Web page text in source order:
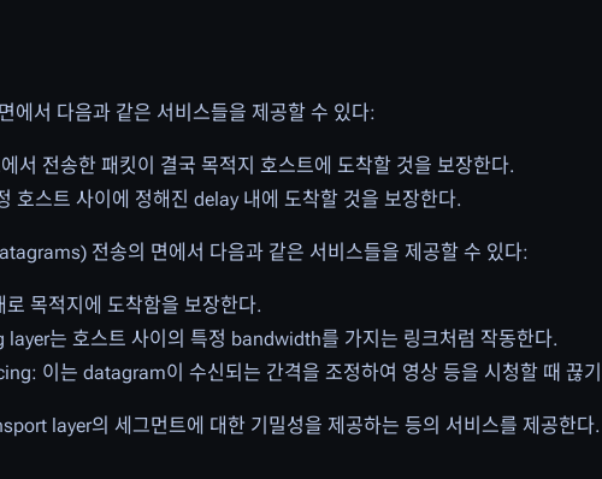
에서 다음과 같은 서비스들을 제공할 수 있다:
서 전송한 패킷이 결국 목적지 호스트에 도착할 것을 보장한다.
스트 사이에 정해진 delay 내에 도착할 것을 보장한다.
전송의 면에서 다음과 같은 서비스들을 제공할 수 있다:
목적지에 도착함을 보장한다.
는 호스트 사이의 특정 bandwidth를 가지는 링크처럼 작동한다.
이는 datagram이 수신되는 간격을 조정하여 영상 등을 시청할 때 끊
layer의 세그먼트에 대한 기밀성을 제공하는 등의 서비스를 제공한다.